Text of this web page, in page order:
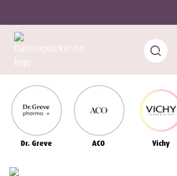
Dr. Greve ACO Vichy